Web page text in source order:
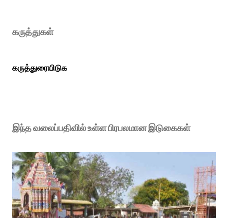
கருத்துகள்
கருத்துரையிடுக
இந்த வலைப்பதிவில் உள்ள பிரபலமான இடுகைகள்